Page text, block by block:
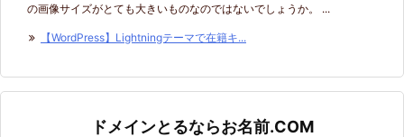
の画像サイズがとても大きいものなのではないでしょうか。 ...
【WordPress】Lightningテーマで在籍キ...
ドメインとるならお名前.COM